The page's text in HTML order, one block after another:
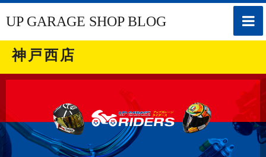
toggle
UP GARAGE SHOP BLOG
神戸西店